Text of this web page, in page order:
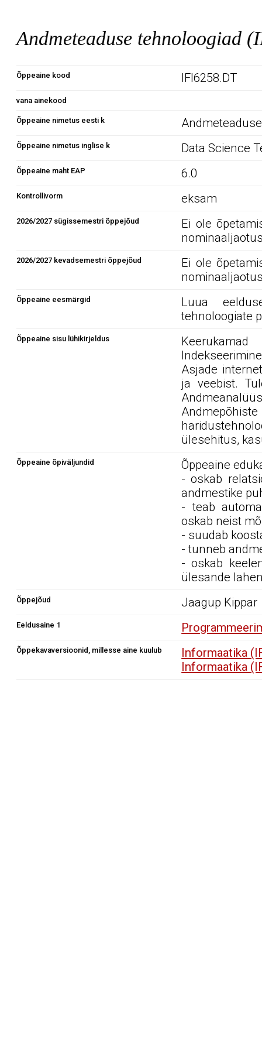
Andmeteaduse tehnoloogiad
Õppeaine kood IFI6258.DT
vana ainekood
Õppeaine nimetus eesti k
Õppeaine nimetus inglise k Data Science
Õppeaine maht EAP 6.0
Kontrollivorm eksam
2026/2027 sügissemestri õppejõud
Ei ole
2026/2027 kevadsemestri õppejõud
Ei ole
Õppeaine eesmärgid
Luua
tehnoloogiate
Õppeaine sisu lühikirjeldus
Asjade
ja veebist.
ülesehitus,
Õppeaine õpiväljundid
Õppeaine
- oskab
andmestike
- teab
oskab neist
- suudab
- tunneb
- oskab
ülesande
Õppejõud Jaagup Kippar
Eeldusaine 1
Õppekavaversioonid, millesse aine kuulub
Informaatika
Informaatika